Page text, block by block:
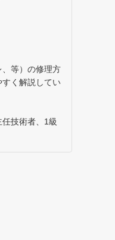
等）の修理方
く解説してい
技術者、1級